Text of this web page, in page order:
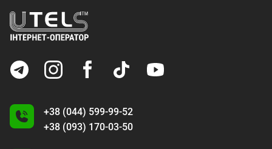
+38 (044) 599-99-52
+38 (093) 170-03-50